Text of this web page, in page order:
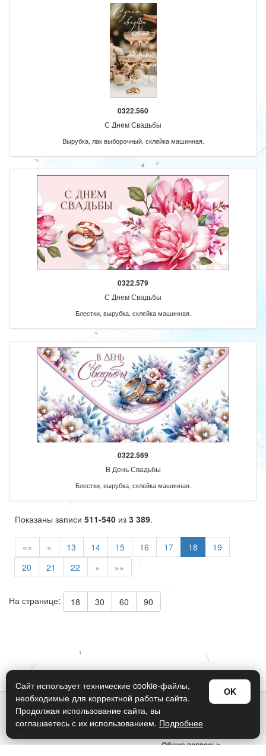
0322.560
С Днем Свадьбы
Вырубка, лак выборочный, склейка машинная.
0322.579
С Днем Свадьбы
Блестки, вырубка, склейка машинная.
0322.569
В День Свадьбы
Блестки, вырубка, склейка машинная.
Показаны записи 511-540 из 3 389.
«« « 13 14 15 16 17 18
19
20
21 22 » »»
На странице: 18 30 60 90
© Арт Дизайн 2026
Политика конфиденциальности и обработки персональных данных
Правила использования
Общие вопросы:
Сайт использует технические cookie-файлы,
необходимые для корректной работы сайта.
Продолжая использование сайта, вы
соглашаетесь с их использованием. Подробнее
OK